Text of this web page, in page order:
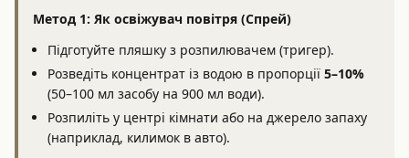
Метод 1: Як освіжувач повітря (Спрей)
Підготуйте пляшку з розпилювачем (тригер).
Розведіть концентрат із водою в пропорції 5–10%
(50–100 мл засобу на 900 мл води).
Розпиліть у центрі кімнати або на джерело запаху
(наприклад, килимок в авто).